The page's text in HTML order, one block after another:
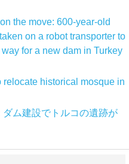
the move: 600-year-old
on a robot transporter to
for a new dam in Turkey
relocate historical mosque in
ダム建設でトルコの遺跡が